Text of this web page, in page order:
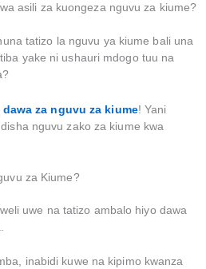
asili za kuongeza nguvu za kiume?
tatizo la nguvu ya kiume bali una
yake ni ushauri mdogo tuu na
dawa za nguvu za kiume! Yani
nguvu zako za kiume kwa
za Kiume?
uwe na tatizo ambalo hiyo dawa
inabidi kuwe na kipimo kwanza